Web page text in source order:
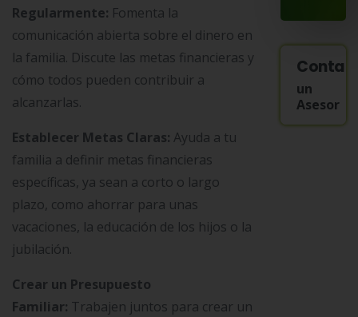
Regularmente: Fomenta la
comunicación abierta sobre el dinero en
la familia. Discute las metas financieras y
cómo todos pueden contribuir a
alcanzarlas.
Establecer Metas Claras: Ayuda a tu
familia a definir metas financieras
específicas, ya sean a corto o largo
plazo, como ahorrar para unas
vacaciones, la educación de los hijos o la
jubilación.
Crear un Presupuesto
Familiar: Trabajen juntos para crear un
un
Asesor